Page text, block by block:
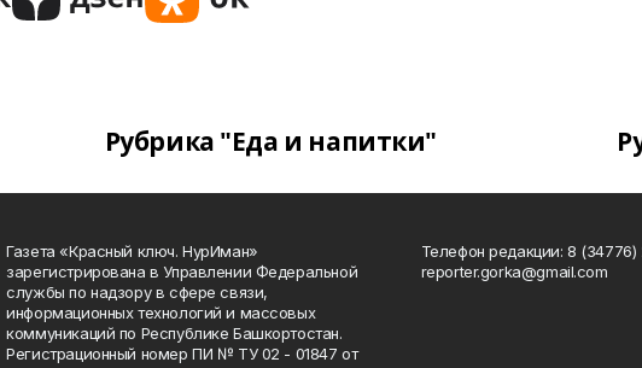
Рубрика "Еда и напитки"
Газета «Красный ключ. НурИман»
зарегистрирована в Управлении Федеральной
службы по надзору в сфере связи,
информационных технологий и массовых
коммуникаций по Республике Башкортостан.
Регистрационный номер ПИ № ТУ 02 - 01847 от
Телефон редакции: 8 (34776)
reporter.gorka@gmail.com